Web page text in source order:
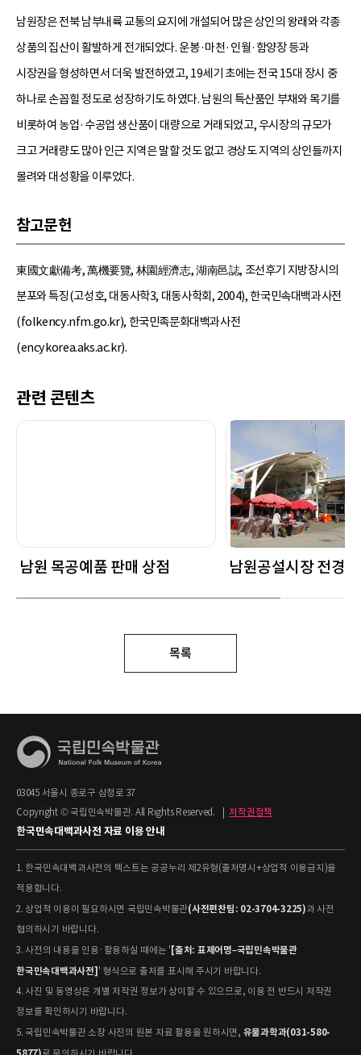
남원장은 전북 남부내륙 교통의 요지에 개설되어 많은 상인의 왕래와 각종
상품의 집산이 활발하게 전개되었다. 운봉·마천·인월·함양장 등과
시장권을 형성하면서 더욱 발전하였고, 19세기 초에는 전국 15대 장시 중
하나로 손꼽힐 정도로 성장하기도 하였다. 남원의 특산품인 부채와 목기를
비롯하여 농업·수공업 생산품이 대량으로 거래되었고, 우시장의 규모가
크고 거래량도 많아 인근 지역은 말할 것도 없고 경상도 지역의 상인들까지
몰려와 대성황을 이루었다.
참고문헌
東國文獻備考, 萬機要覽, 林園經濟志, 湖南邑誌, 조선후기 지방장시의
분포와 특징(고성호, 대동사학3, 대동사학회, 2004), 한국민속대백과사전
(folkency.nfm.go.kr), 한국민족문화대백과사전
(encykorea.aks.ac.kr).
관련 콘텐츠
남원 목공예품 판매 상점 남원공설시장 전경
목록
03045 서울시 종로구 삼청로 37
Copyright © 국립민속박물관. All Rights Reserved.
저작권정책
한국민속대백과사전 자료 이용 안내
1. 한국민속대백과사전의 텍스트는 공공누리 제2유형(출처명시+상업적 이용금지)을
적용합니다.
2. 상업적 이용이 필요하시면 국립민속박물관(사전편찬팀: 02-3704-3225)과 사전
협의하시기 바랍니다.
3. 사전의 내용을 인용·활용하실 때에는 ' [출처: 표제어명–국립민속박물관
한국민속대백과사전] ' 형식으로 출처를 표시해 주시기 바랍니다.
4. 사진 및 동영상은 개별 저작권 정보가 상이할 수 있으므로, 이용 전 반드시 저작권
정보를 확인하시기 바랍니다.
5. 국립민속박물관 소장 사진의 원본 자료 활용을 원하시면, 유물과학과(031-580-